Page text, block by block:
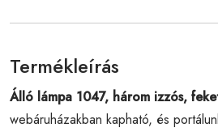
Termékleírás
Álló lámpa 1047, három izzós,
webáruházakban kapható, és